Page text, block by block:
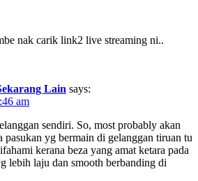
nak carik link2 live streaming ni..
Lain says:
am
sendiri. So, most probably akan
pasukan yg bermain di gelanggan tiruan tu
kerana beza yang amat ketara pada
lebih laju dan smooth berbanding di